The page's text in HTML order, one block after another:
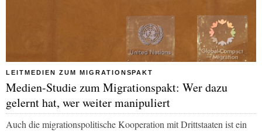
LEITMEDIEN ZUM MIGRATIONSPAKT
Medien-Studie zum Migrationspakt: Wer dazu
gelernt hat, wer weiter manipuliert
Auch die migrationspolitische Kooperation mit Drittstaaten ist ein